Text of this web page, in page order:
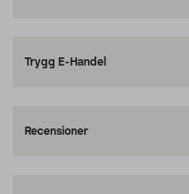
Trygg E-Handel
Recensioner